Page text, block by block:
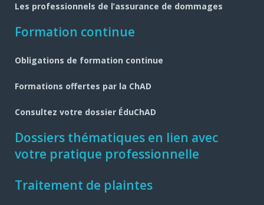
Les professionnels de l’assurance de dommages
Formation continue
Obligations de formation continue
Formations offertes par la ChAD
Consultez votre dossier ÉduChAD
Dossiers thématiques en lien avec
votre pratique professionnelle
Traitement de plaintes